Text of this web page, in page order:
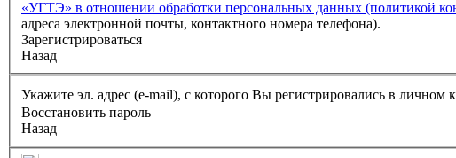
«УГТЭ» в отношении обработки персональных данных (политикой
адреса электронной почты, контактного номера телефона).
Зарегистрироваться
Назад
Укажите эл. адрес (e-mail), с которого Вы регистрировались в личном
Восстановить пароль
Назад